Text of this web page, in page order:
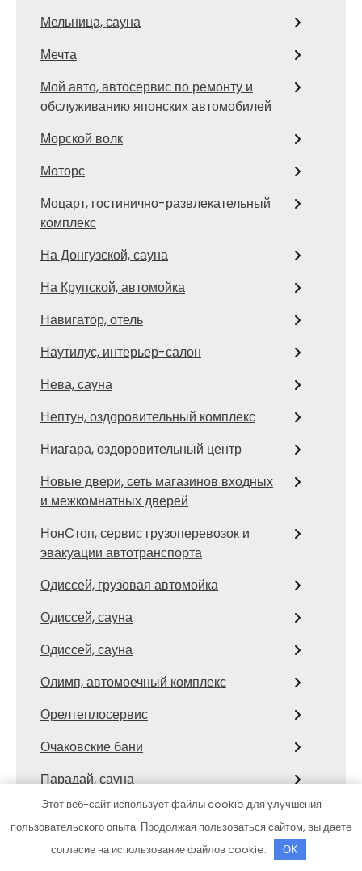
Мельница, сауна
Мечта
Мой авто, автосервис по ремонту и
обслуживанию японских автомобилей
Морской волк
Моторс
Моцарт, гостинично-развлекательный
комплекс
На Донгузской, сауна
На Крупской, автомойка
Навигатор, отель
Наутилус, интерьер-салон
Нева, сауна
Нептун, оздоровительный комплекс
Ниагара, оздоровительный центр
Новые двери, сеть магазинов входных
и межкомнатных дверей
НонСтоп, сервис грузоперевозок и
эвакуации автотранспорта
Одиссей, грузовая автомойка
Одиссей, сауна
Одиссей, сауна
Олимп, автомоечный комплекс
Орелтеплосервис
Очаковские бани
Парадай, сауна
Паустовский, парк-отель
Пегас, банный комплекс
Этот веб-сайт использует файлы cookie для улучшения
пользовательского опыта. Продолжая пользоваться сайтом, вы даете
согласие на использование файлов cookie.
OK